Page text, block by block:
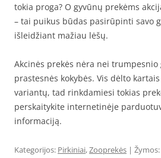
tokia proga? O gyvūnų prekėms
– tai puikus būdas pasirūpinti savo
išleidžiant mažiau lėšų.
Akcinės prekės nėra nei
prastesnės kokybės. Vis dėlto
variantų, tad rinkdamiesi tokias
perskaitykite internetinėje
informaciją.
Kategorijos: Pirkiniai,Zooprekės | Žymos: